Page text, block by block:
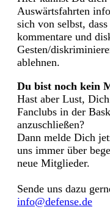
Auswärtsfahrten
sich von selbst,
kommentare und
Gesten/
ablehnen.
Du bist noch kein
Hast aber Lust,
Fanclubs in der
anzuschließen?
Dann melde Dich
uns immer über
neue Mitglieder.
Sende uns dazu
info@defense.de